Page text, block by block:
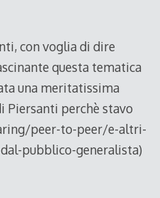
con voglia di dire
questa tematica
una meritatissima
Piersanti perchè stavo
peer-to-peer/e-altri-
pubblico-generalista)